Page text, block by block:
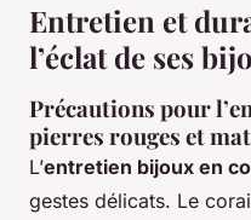
Entretien et
l’éclat de ses
Précautions pour
pierres rouges et
L’entretien bijoux en
gestes délicats. Le